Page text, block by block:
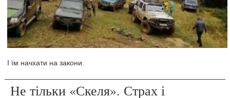
І їм начхати на закони.
Не тільки «Скеля». Страх і